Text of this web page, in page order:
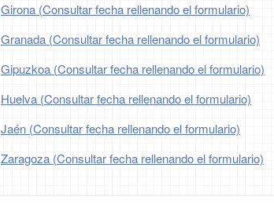
Girona (Consultar fecha rellenando el formulario)
Granada (Consultar fecha rellenando el formulario)
Gipuzkoa (Consultar fecha rellenando el formulario)
Huelva (Consultar fecha rellenando el formulario)
Jaén (Consultar fecha rellenando el formulario)
Zaragoza (Consultar fecha rellenando el formulario)